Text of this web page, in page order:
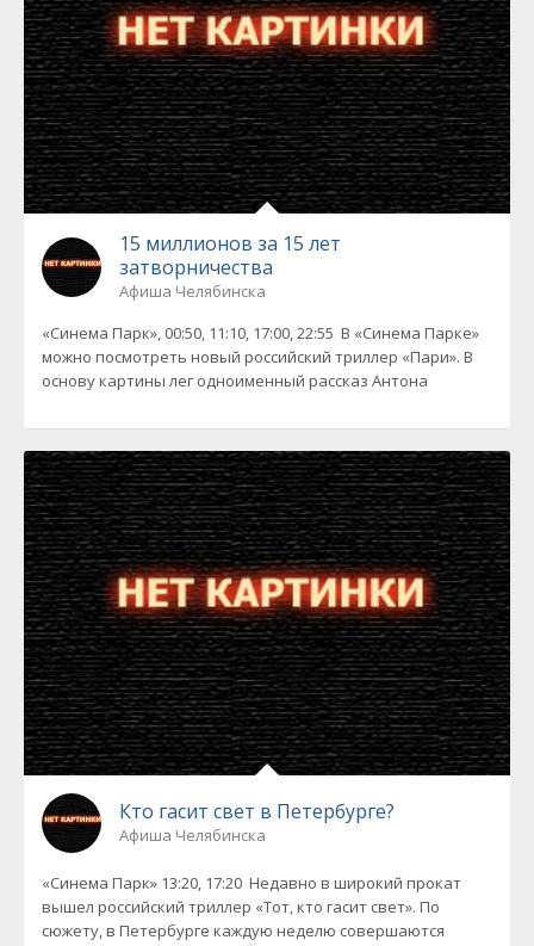
15 миллионов за 15 лет
затворничества
Афиша Челябинска
«Синема Парк», 00:50, 11:10, 17:00, 22:55 В «Синема Парке»
можно посмотреть новый российский триллер «Пари». В
основу картины лег одноименный рассказ Антона
Кто гасит свет в Петербурге?
Афиша Челябинска
«Синема Парк» 13:20, 17:20 Недавно в широкий прокат
вышел российский триллер «Тот, кто гасит свет». По
сюжету, в Петербурге каждую неделю совершаются